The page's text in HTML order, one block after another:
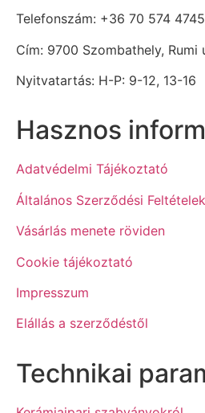
Telefonszám: +36 70 574 4745
Cím: 9700 Szombathely, Rumi
Nyitvatartás: H-P: 9-12, 13-16
Hasznos
Adatvédelmi Tájékoztató
Általános Szerződési Feltételek
Vásárlás menete röviden
Cookie tájékoztató
Impresszum
Elállás a szerződéstől
Technikai